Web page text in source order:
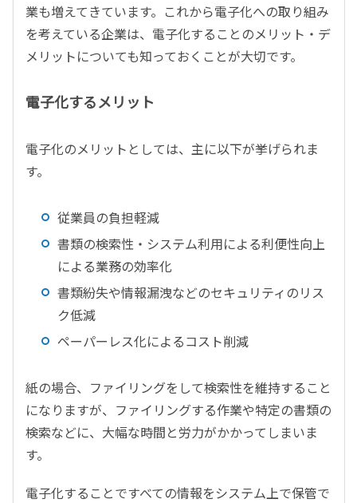
業も増えてきています。これから電子化への取り組み
を考えている企業は、電子化することのメリット・デ
メリットについても知っておくことが大切です。
電子化するメリット
電子化のメリットとしては、主に以下が挙げられま
す。
従業員の負担軽減
書類の検索性・システム利用による利便性向上
による業務の効率化
書類紛失や情報漏洩などのセキュリティのリス
ク低減
ペーパーレス化によるコスト削減
紙の場合、ファイリングをして検索性を維持すること
になりますが、ファイリングする作業や特定の書類の
検索などに、大幅な時間と労力がかかってしまいま
す。
電子化することですべての情報をシステム上で保管で